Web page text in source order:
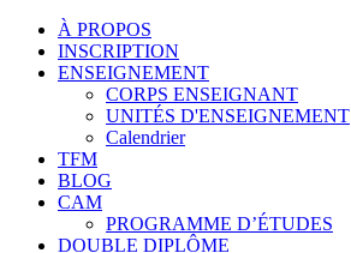
À PROPOS
INSCRIPTION
ENSEIGNEMENT
CORPS ENSEIGNANT
UNITÉS D'ENSEIGNEMENT
Calendrier
TFM
BLOG
CAM
PROGRAMME D’ÉTUDES
DOUBLE DIPLÔME